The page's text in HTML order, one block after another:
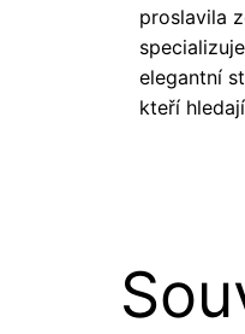
proslavila
elegantní
kteří